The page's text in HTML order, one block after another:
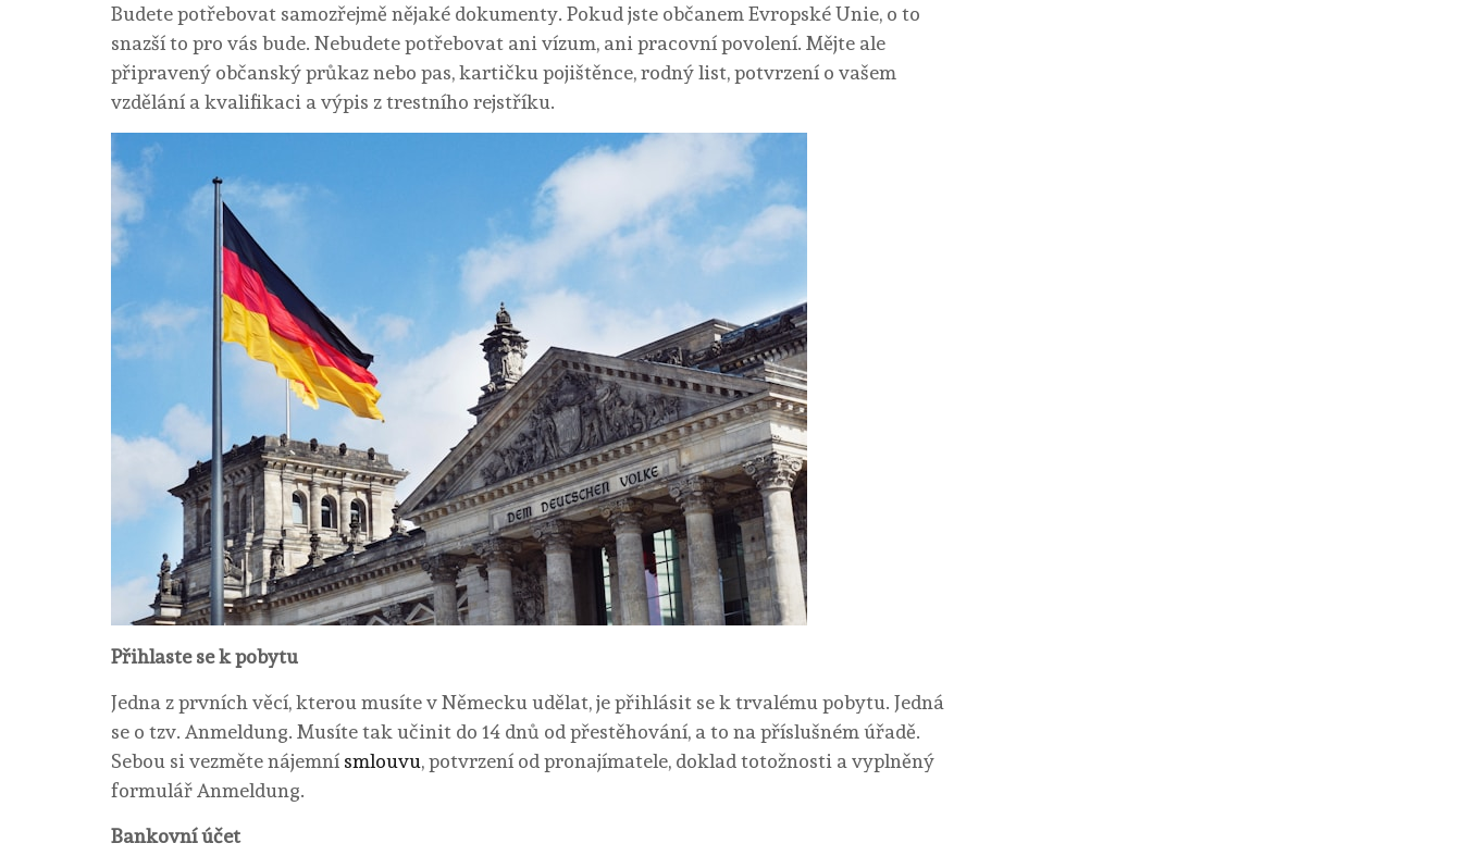
Budete potřebovat samozřejmě nějaké dokumenty. Pokud jste občanem Evropské Unie, o to
snazší to pro vás bude. Nebudete potřebovat ani vízum, ani pracovní povolení. Mějte ale
připravený občanský průkaz nebo pas, kartičku pojištěnce, rodný list, potvrzení o vašem
vzdělání a kvalifikaci a výpis z trestního rejstříku.
Přihlaste se k pobytu
Jedna z prvních věcí, kterou musíte v Německu udělat, je přihlásit se k trvalému pobytu. Jedná
se o tzv. Anmeldung. Musíte tak učinit do 14 dnů od přestěhování, a to na příslušném úřadě.
Sebou si vezměte nájemní smlouvu, potvrzení od pronajímatele, doklad totožnosti a vyplněný
formulář Anmeldung.
Bankovní účet